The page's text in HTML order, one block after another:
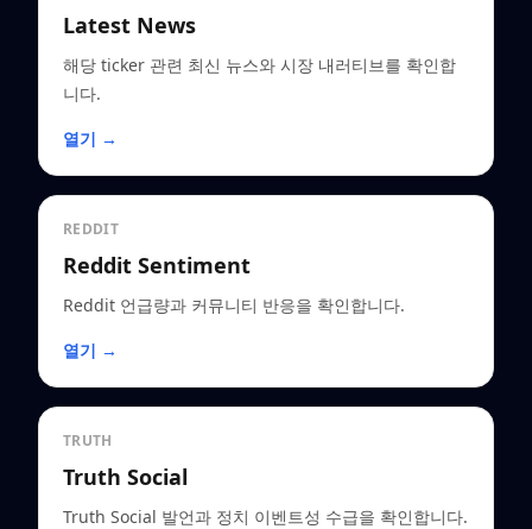
Latest News
해당 ticker 관련 최신 뉴스와 시장 내러티브를 확인합
니다.
열기 →
REDDIT
Reddit Sentiment
Reddit 언급량과 커뮤니티 반응을 확인합니다.
열기 →
TRUTH
Truth Social
Truth Social 발언과 정치 이벤트성 수급을 확인합니다.